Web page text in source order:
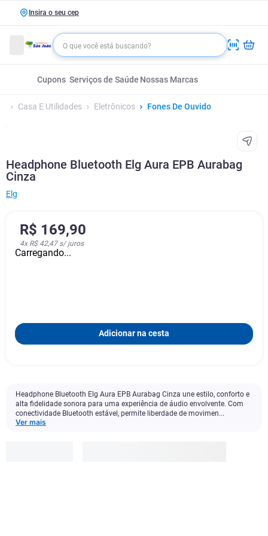
Insira o seu cep
Cupons Serviços de Saúde Nossas Marcas
Casa E Utilidades Eletrônicos Fones De Ouvido
Headphone Bluetooth Elg Aura EPB Aurabag
Cinza
Elg
R$ 169,90
4x R$ 42,47s/ juros
Carregando...
Adicionar na cesta
Headphone Bluetooth Elg Aura EPB Aurabag Cinza une estilo, conforto e
alta fidelidade sonora para uma experiência de áudio envolvente. Com
conectividade Bluetooth estável, permite liberdade de movimen...
Ver mais